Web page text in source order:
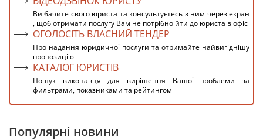
Ви бачите свого юриста та консультуєтесь з ним через екран
, щоб отримати послугу Вам не потрібно йти до юриста в офіс
ОГОЛОСІТЬ ВЛАСНИЙ ТЕНДЕР
Про надання юридичної послуги та отримайте найвигіднішу
пропозицію
КАТАЛОГ ЮРИСТІВ
Пошук виконавця для вирішення Вашої проблеми за
фильтрами, показниками та рейтингом
Популярні новини